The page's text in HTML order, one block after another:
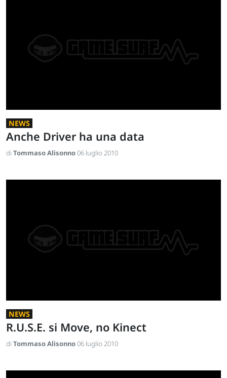
NEWS
Anche Driver ha una data
di Tommaso Alisonno06 luglio 2010
NEWS
R.U.S.E. si Move, no Kinect
di Tommaso Alisonno06 luglio 2010